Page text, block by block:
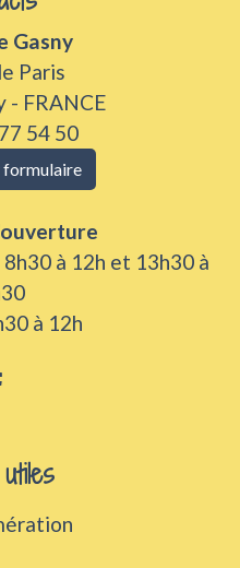
Gasny
Paris
- FRANCE
54 50
à 12h et 13h30 à
à 12h